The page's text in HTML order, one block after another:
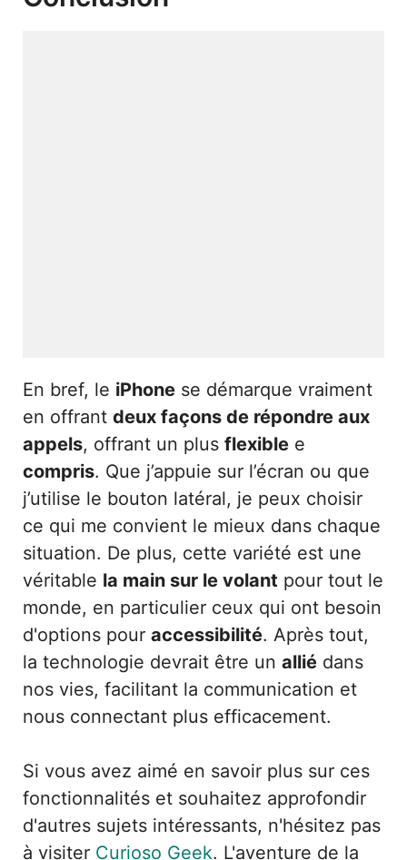
En bref, le iPhone se démarque vraiment
en offrant deux façons de répondre aux
appels, offrant un plus flexible e
compris. Que j’appuie sur l’écran ou que
j’utilise le bouton latéral, je peux choisir
ce qui me convient le mieux dans chaque
situation. De plus, cette variété est une
véritable la main sur le volant pour tout le
monde, en particulier ceux qui ont besoin
d'options pour accessibilité. Après tout,
la technologie devrait être un allié dans
nos vies, facilitant la communication et
nous connectant plus efficacement.
Si vous avez aimé en savoir plus sur ces
fonctionnalités et souhaitez approfondir
d'autres sujets intéressants, n'hésitez pas
à visiter Curioso Geek. L'aventure de la